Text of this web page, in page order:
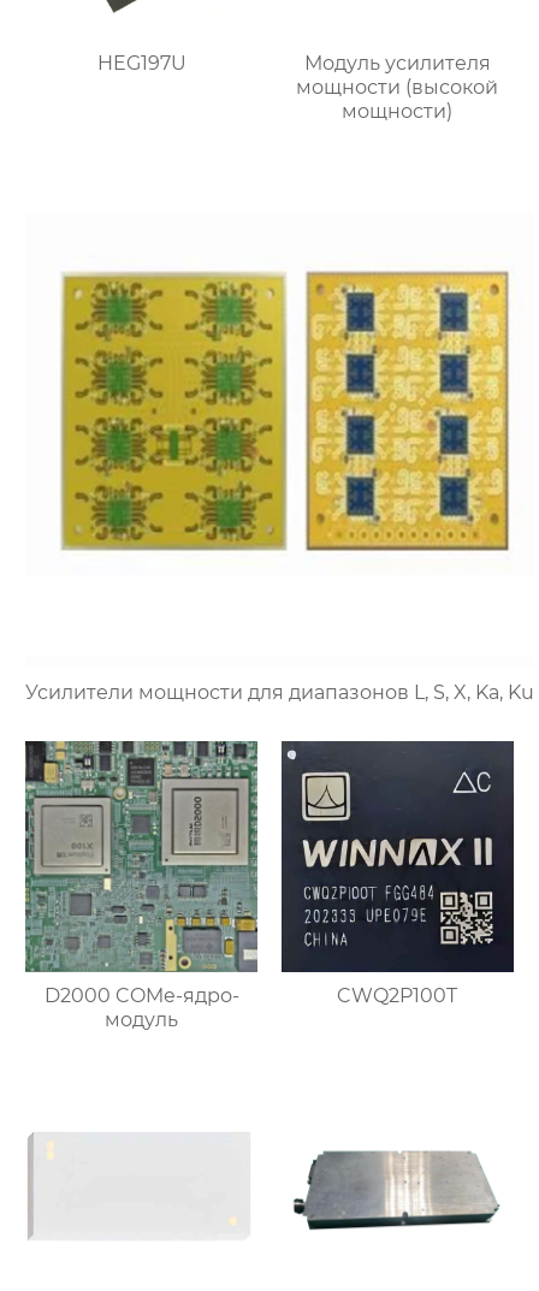
HEG197U
Модуль усилителя
мощности (высокой
мощности)
Усилители мощности для диапазонов L, S, X, Ka, Ku
D2000 COMe-ядро-
модуль
CWQ2P100T